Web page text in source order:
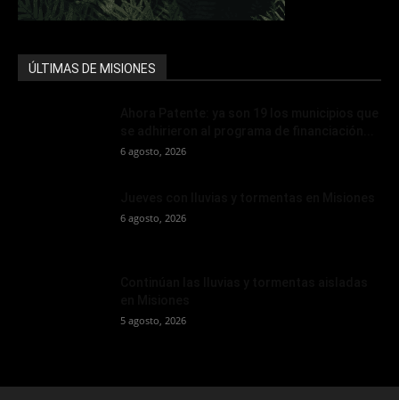
ÚLTIMAS DE MISIONES
6 agosto, 2026
6 agosto, 2026
5 agosto, 2026